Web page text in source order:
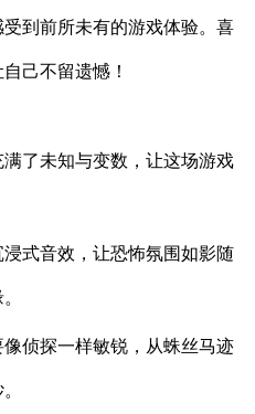
到前所未有的游戏体验。喜
己不留遗憾！
了未知与变数，让这场游戏
式音效，让恐怖氛围如影随
侦探一样敏锐，从蛛丝马迹